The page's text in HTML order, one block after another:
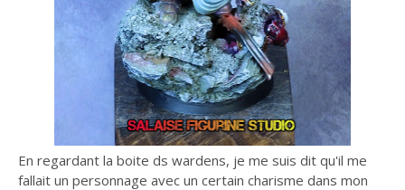
En regardant la boite ds wardens, je me suis dit qu'il me
fallait un personnage avec un certain charisme dans mon